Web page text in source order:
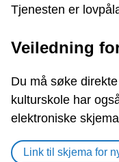
Tjenesten er
Veiledning
Du må søke
kulturskole har
elektroniske
Link til skjema for